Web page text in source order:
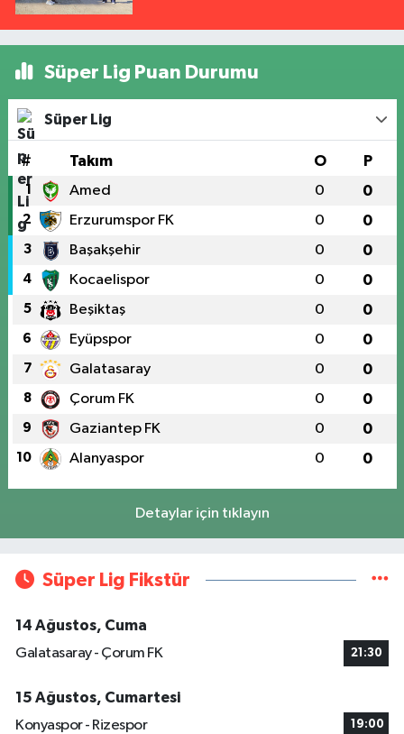
Süper Lig Puan Durumu
Süper Lig
# Takım O P
1 Amed 0 0
2 Erzurumspor FK 0 0
3 Başakşehir 0 0
4 Kocaelispor 0 0
5 Beşiktaş 0 0
6 Eyüpspor 0 0
7 Galatasaray 0 0
8 Çorum FK 0 0
9 Gaziantep FK 0 0
10 Alanyaspor 0 0
Detaylar için tıklayın
Süper Lig Fikstür
14 Ağustos, Cuma
Galatasaray - Çorum FK
21:30
15 Ağustos, Cumartesi
Konyaspor - Rizespor
19:00